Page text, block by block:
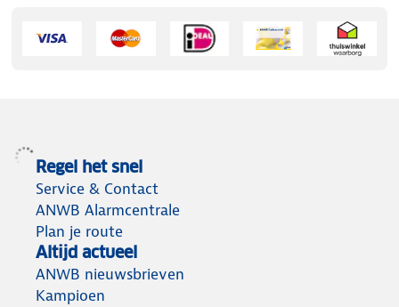
Regel het snel
Service & Contact
ANWB Alarmcentrale
Plan je route
Altijd actueel
ANWB nieuwsbrieven
Kampioen